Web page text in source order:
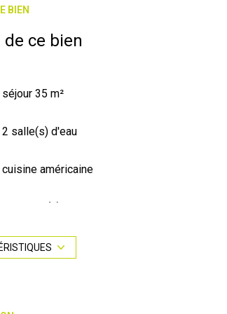
BIEN
ce bien
séjour 35 m²
2 salle(s) d'eau
cuisine américaine
1 parking(s)
2 niveau(x)